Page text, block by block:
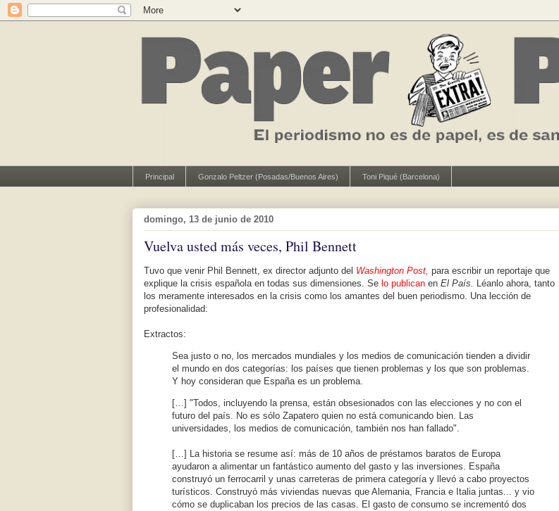
Principal Gonzalo Peltzer (Posadas/Buenos Aires) Toni Piqué (Barcelona)
domingo, 13 de junio de 2010
Vuelva usted más veces, Phil Bennett
Tuvo que venir Phil Bennett, ex director adjunto del Washington Post, para escribir un reportaje que
explique la crisis española en todas sus dimensiones. Se lo publican en El País. Léanlo ahora, tanto
los meramente interesados en la crisis como los amantes del buen periodismo. Una lección de
profesionalidad:
Extractos:
Sea justo o no, los mercados mundiales y los medios de comunicación tienden a dividir
el mundo en dos categorías: los países que tienen problemas y los que son problemas.
Y hoy consideran que España es un problema.
[…] "Todos, incluyendo la prensa, están obsesionados con las elecciones y no con el
futuro del país. No es sólo Zapatero quien no está comunicando bien. Las
universidades, los medios de comunicación, también nos han fallado".
[…] La historia se resume así: más de 10 años de préstamos baratos de Europa
ayudaron a alimentar un fantástico aumento del gasto y las inversiones. España
construyó un ferrocarril y unas carreteras de primera categoría y llevó a cabo proyectos
turísticos. Construyó más viviendas nuevas que Alemania, Francia e Italia juntas... y vio
cómo se duplicaban los precios de las casas. El gasto de consumo se incrementó dos